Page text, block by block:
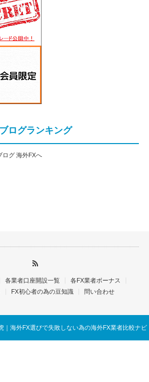
ブログランキング
各業者口座開設一覧
各FX業者ボーナス
FX初心者の為の豆知識 問い合わせ
｜海外FX選びで失敗しない為の海外FX業者比較ナビ